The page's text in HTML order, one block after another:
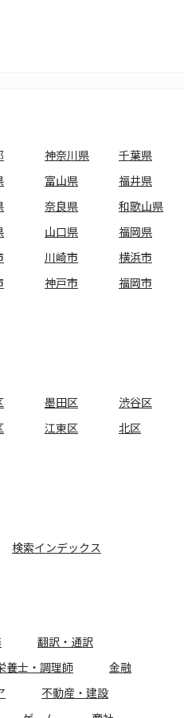
神奈川県
千葉県
富山県
福井県
奈良県
和歌山県
山口県
福岡県
川崎市
横浜市
神戸市
福岡市
墨田区
渋谷区
江東区
北区
検索インデックス
翻訳・通訳
養士・調理師
金融
不動産・建設